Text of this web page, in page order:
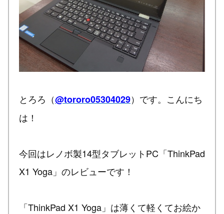
とろろ（@tororo05304029）です。こんにち
は！
今回はレノボ製14型タブレットPC「ThinkPad
X1 Yoga」のレビューです！
「ThinkPad X1 Yoga」は薄くて軽くてお絵か